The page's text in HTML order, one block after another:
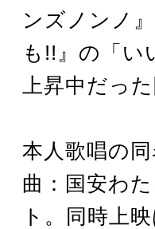
ンズノンノ
も!!』の「い
上昇中だっ
本人歌唱の
曲：国安わ
ト。同時上